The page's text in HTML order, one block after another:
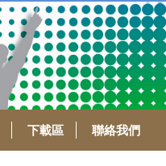
下載區 聯絡我們